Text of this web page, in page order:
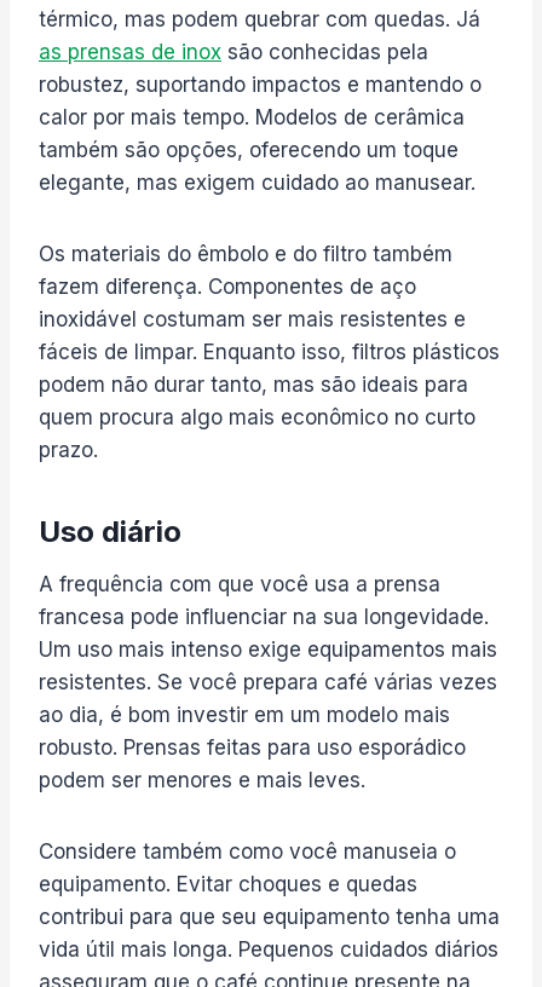
térmico, mas podem quebrar com quedas. Já
as prensas de inox são conhecidas pela
robustez, suportando impactos e mantendo o
calor por mais tempo. Modelos de cerâmica
também são opções, oferecendo um toque
elegante, mas exigem cuidado ao manusear.
Os materiais do êmbolo e do filtro também
fazem diferença. Componentes de aço
inoxidável costumam ser mais resistentes e
fáceis de limpar. Enquanto isso, filtros plásticos
podem não durar tanto, mas são ideais para
quem procura algo mais econômico no curto
prazo.
Uso diário
A frequência com que você usa a prensa
francesa pode influenciar na sua longevidade.
Um uso mais intenso exige equipamentos mais
resistentes. Se você prepara café várias vezes
ao dia, é bom investir em um modelo mais
robusto. Prensas feitas para uso esporádico
podem ser menores e mais leves.
Considere também como você manuseia o
equipamento. Evitar choques e quedas
contribui para que seu equipamento tenha uma
vida útil mais longa. Pequenos cuidados diários
asseguram que o café continue presente na